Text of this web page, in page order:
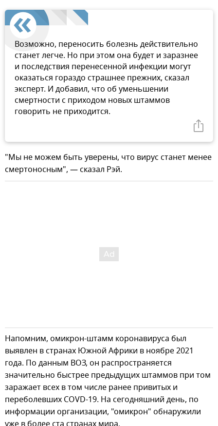
Возможно, переносить болезнь действительно
станет легче. Но при этом она будет и заразнее
и последствия перенесенной инфекции могут
оказаться гораздо страшнее прежних, сказал
эксперт. И добавил, что об уменьшении
смертности с приходом новых штаммов
говорить не приходится.
"Мы не можем быть уверены, что вирус станет менее
смертоносным", — сказал Рэй.
Напомним, омикрон-штамм коронавируса был
выявлен в странах Южной Африки в ноябре 2021
года. По данным ВОЗ, он распространяется
значительно быстрее предыдущих штаммов при том
заражает всех в том числе ранее привитых и
переболевших COVD-19. На сегодняшний день, по
информации организации, "омикрон" обнаружили